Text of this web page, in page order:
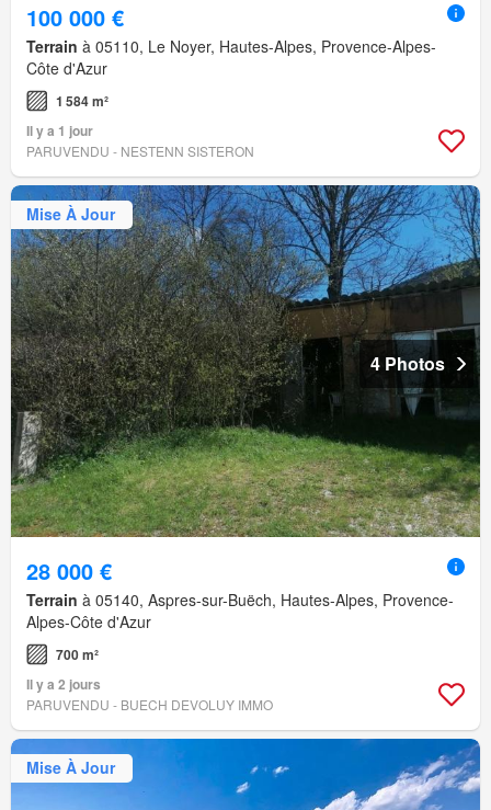
100 000 €
Terrain à 05110, Le Noyer, Hautes-Alpes, Provence-Alpes-
Côte d'Azur
1 584 m²
Il y a 1 jour
PARUVENDU - NESTENN SISTERON
Mise À Jour
4 Photos
28 000 €
Terrain à 05140, Aspres-sur-Buëch, Hautes-Alpes, Provence-
Alpes-Côte d'Azur
700 m²
Il y a 2 jours
PARUVENDU - BUECH DEVOLUY IMMO
Mise À Jour